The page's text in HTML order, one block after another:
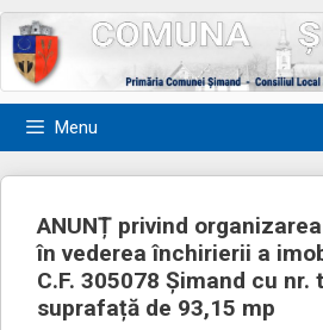
Sari
conținut
Menu
ANUNȚ privind
în vederea închirierii a
C.F. 305078 Șimand cu nr.
suprafață de 93,15 mp